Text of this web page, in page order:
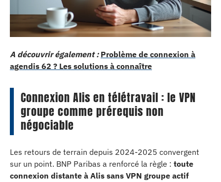
A découvrir également : Problème de connexion à
agendis 62 ? Les solutions à connaître
Connexion Alis en télétravail : le VPN
groupe comme prérequis non
négociable
Les retours de terrain depuis 2024-2025 convergent
sur un point. BNP Paribas a renforcé la règle : toute
connexion distante à Alis sans VPN groupe actif